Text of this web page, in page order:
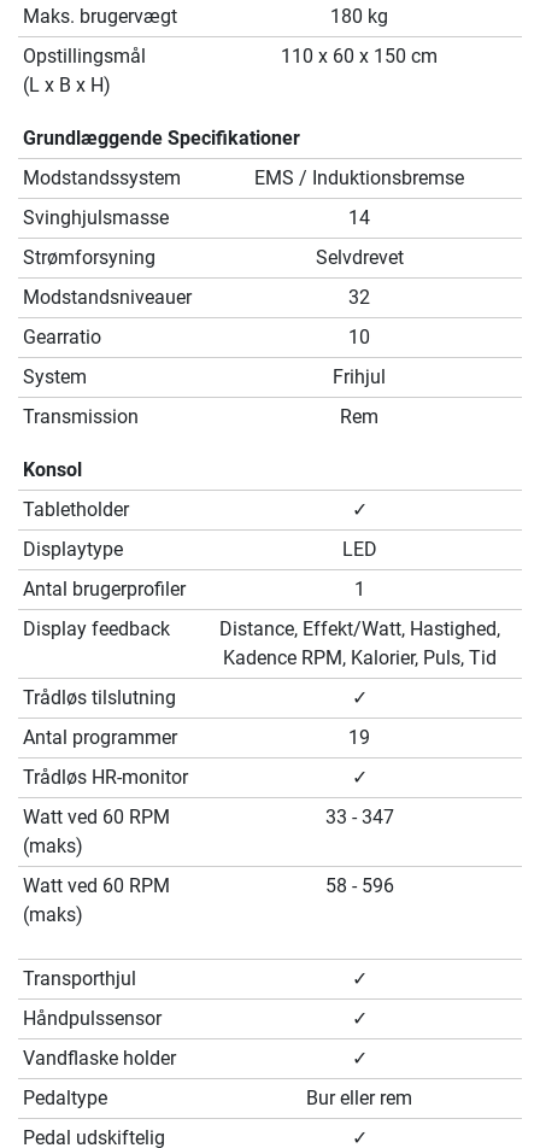
Maks. brugervægt
180 kg
Opstillingsmål
(L x B x H)
110 x 60 x 150 cm
Grundlæggende Specifikationer
Modstandssystem
EMS / Induktionsbremse
Svinghjulsmasse
14
Strømforsyning
Selvdrevet
Modstandsniveauer
32
Gearratio
10
System
Frihjul
Transmission
Rem
Konsol
Tabletholder
✓
Displaytype
LED
Antal brugerprofiler
1
Display feedback
Distance, Effekt/Watt, Hastighed,
Kadence RPM, Kalorier, Puls, Tid
Trådløs tilslutning
✓
Antal programmer
19
Trådløs HR-monitor
✓
Watt ved 60 RPM
(maks)
33 - 347
Watt ved 60 RPM
(maks)
58 - 596
Transporthjul
✓
Håndpulssensor
✓
Vandflaske holder
✓
Pedaltype
Bur eller rem
Pedal udskiftelig
✓